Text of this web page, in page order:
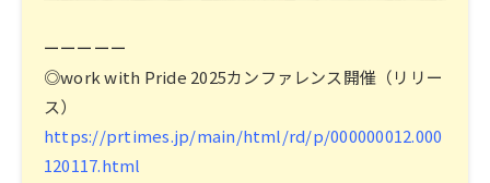
ーーーーー
◎work with Pride 2025カンファレンス開催（リリー
ス）
https://prtimes.jp/main/html/rd/p/000000012.000
120117.html